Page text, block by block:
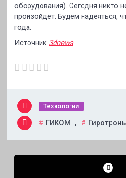
оборудования). Сегодня никто
произойдёт. Будем надеяться,
года.
Источник 3dnews
Технологии
ГИКОМ ,
Навигация